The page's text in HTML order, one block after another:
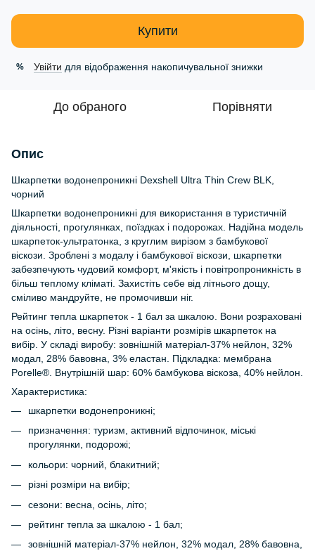
Купити
% Увійти для відображення накопичувальної знижки
До обраного Порівняти
Опис
Шкарпетки водонепроникні Dexshell Ultra Thin Crew BLK,
чорний
Шкарпетки водонепроникні для використання в туристичній
діяльності, прогулянках, поїздках і подорожах. Надійна модель
шкарпеток-ультратонка, з круглим вирізом з бамбукової
віскози. Зроблені з модалу і бамбукової віскози, шкарпетки
забезпечують чудовий комфорт, м'якість і повітропроникність в
більш теплому кліматі. Захистіть себе від літнього дощу,
сміливо мандруйте, не промочивши ніг.
Рейтинг тепла шкарпеток - 1 бал за шкалою. Вони розраховані
на осінь, літо, весну. Різні варіанти розмірів шкарпеток на
вибір. У складі виробу: зовнішній матеріал-37% нейлон, 32%
модал, 28% бавовна, 3% еластан. Підкладка: мембрана
Porelle®. Внутрішній шар: 60% бамбукова віскоза, 40% нейлон.
Характеристика:
шкарпетки водонепроникні;
призначення: туризм, активний відпочинок, міські
прогулянки, подорожі;
кольори: чорний, блакитний;
різні розміри на вибір;
сезони: весна, осінь, літо;
рейтинг тепла за шкалою - 1 бал;
зовнішній матеріал-37% нейлон, 32% модал, 28% бавовна,